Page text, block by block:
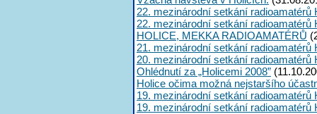
22. mezinárodní setkání
22. mezinárodní setkání radioamatérů
HOLICE, MEKKA RADIOAMATÉRŮ
21. mezinárodní setkání radioamatérů
20. mezinárodní setkání radioamatérů
Ohlédnutí za „Holicemi 2008”
Holice očima možná nejstaršího
19. mezinárodní setkání radioamatérů
19. mezinárodní setkání